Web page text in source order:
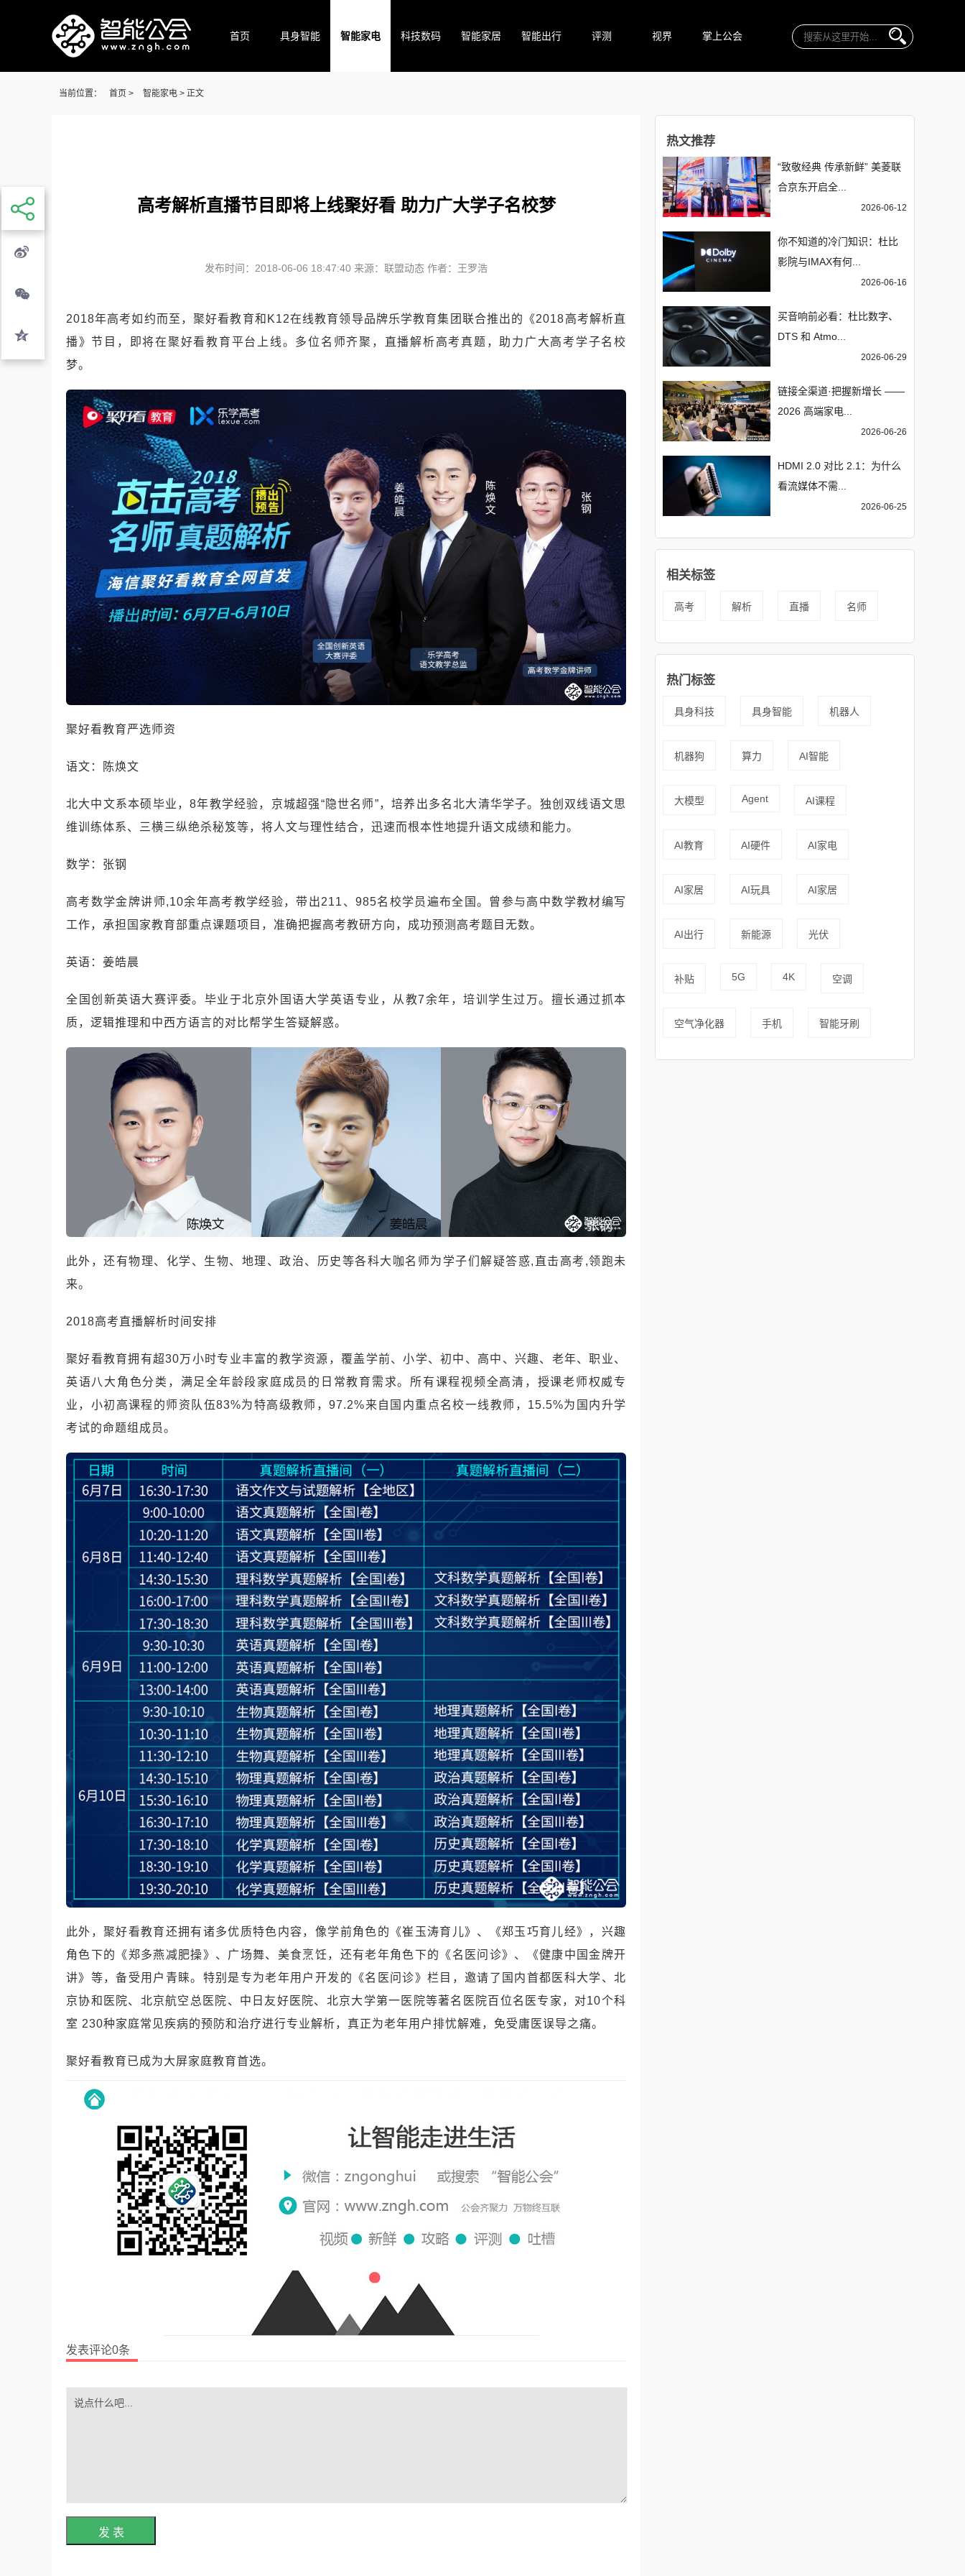
首页 具身智能 智能家电 科技数码 智能家居 智能出行 评测 视界 掌上公会
当前位置： 首页 > 智能家电 > 正文
高考解析直播节目即将上线聚好看 助力广大学子名校梦
发布时间：2018-06-06 18:47:40 来源：联盟动态 作者：王罗浩
2018年高考如约而至，聚好看教育和K12在线教育领导品牌乐学教育集团联合推出的《2018高考解析直
播》节目，即将在聚好看教育平台上线。多位名师齐聚，直播解析高考真题，助力广大高考学子名校
梦。
聚好看教育严选师资
语文：陈焕文
北大中文系本硕毕业，8年教学经验，京城超强“隐世名师”，培养出多名北大清华学子。独创双线语文思
维训练体系、三横三纵绝杀秘笈等，将人文与理性结合，迅速而根本性地提升语文成绩和能力。
数学：张钢
高考数学金牌讲师,10余年高考教学经验，带出211、985名校学员遍布全国。曾参与高中数学教材编写
工作，承担国家教育部重点课题项目，准确把握高考教研方向，成功预测高考题目无数。
英语：姜皓晨
全国创新英语大赛评委。毕业于北京外国语大学英语专业，从教7余年，培训学生过万。擅长通过抓本
质，逻辑推理和中西方语言的对比帮学生答疑解惑。
此外，还有物理、化学、生物、地理、政治、历史等各科大咖名师为学子们解疑答惑,直击高考,领跑未
来。
2018高考直播解析时间安排
聚好看教育拥有超30万小时专业丰富的教学资源，覆盖学前、小学、初中、高中、兴趣、老年、职业、
英语八大角色分类，满足全年龄段家庭成员的日常教育需求。所有课程视频全高清，授课老师权威专
业，小初高课程的师资队伍83%为特高级教师，97.2%来自国内重点名校一线教师，15.5%为国内升学
考试的命题组成员。
此外，聚好看教育还拥有诸多优质特色内容，像学前角色的《崔玉涛育儿》、《郑玉巧育儿经》，兴趣
角色下的《郑多燕减肥操》、广场舞、美食烹饪，还有老年角色下的《名医问诊》、《健康中国金牌开
讲》等，备受用户青睐。特别是专为老年用户开发的《名医问诊》栏目，邀请了国内首都医科大学、北
京协和医院、北京航空总医院、中日友好医院、北京大学第一医院等著名医院百位名医专家，对10个科
室 230种家庭常见疾病的预防和治疗进行专业解析，真正为老年用户排忧解难，免受庸医误导之痛。
聚好看教育已成为大屏家庭教育首选。
发表评论0条
发 表
热文推荐
“致敬经典 传承新鲜” 美菱联
合京东开启全...
2026-06-12
你不知道的冷门知识：杜比
影院与IMAX有何...
2026-06-16
买音响前必看：杜比数字、
DTS 和 Atmo...
2026-06-29
链接全渠道·把握新增长 ——
2026 高端家电...
2026-06-26
HDMI 2.0 对比 2.1：为什么
看流媒体不需...
2026-06-25
相关标签
高考 解析 直播 名师
热门标签
具身科技 具身智能 机器人
机器狗 算力 AI智能
大模型 Agent AI课程
AI教育 AI硬件 AI家电
AI家居 AI玩具 AI家居
AI出行 新能源 光伏
补贴 5G 4K 空调
空气净化器 手机 智能牙刷